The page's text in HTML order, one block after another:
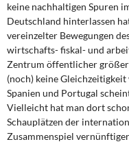
keine nachhaltigen Spuren
Deutschland hinterlassen
vereinzelter Bewegungen
wirtschafts- fiskal- und
Zentrum öffentlicher
(noch) keine
Spanien und Portugal
Vielleicht hat man dort
Schauplätzen der
Zusammenspiel